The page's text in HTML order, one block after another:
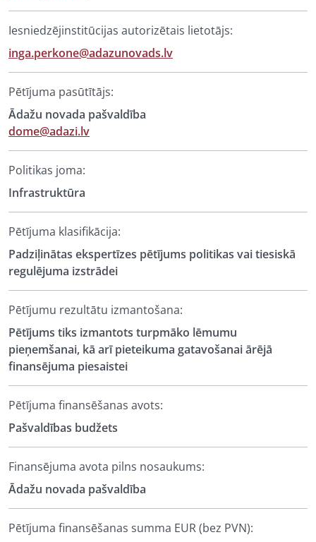
Iesniedzējinstitūcijas autorizētais lietotājs:
inga.perkone@adazunovads.lv
Pētījuma pasūtītājs:
Ādažu novada pašvaldība
dome@adazi.lv
Politikas joma:
Infrastruktūra
Pētījuma klasifikācija:
Padziļinātas ekspertīzes pētījums politikas vai tiesiskā
regulējuma izstrādei
Pētījumu rezultātu izmantošana:
Pētījums tiks izmantots turpmāko lēmumu
pieņemšanai, kā arī pieteikuma gatavošanai ārējā
finansējuma piesaistei
Pētījuma finansēšanas avots:
Pašvaldības budžets
Finansējuma avota pilns nosaukums:
Ādažu novada pašvaldība
Pētījuma finansēšanas summa EUR (bez PVN):